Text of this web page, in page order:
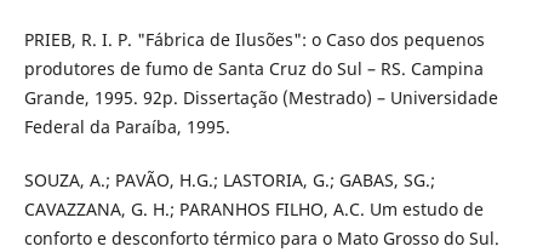
PRIEB, R. I. P. "Fábrica de Ilusões": o Caso dos pequenos
produtores de fumo de Santa Cruz do Sul – RS. Campina
Grande, 1995. 92p. Dissertação (Mestrado) – Universidade
Federal da Paraíba, 1995.
SOUZA, A.; PAVÃO, H.G.; LASTORIA, G.; GABAS, SG.;
CAVAZZANA, G. H.; PARANHOS FILHO, A.C. Um estudo de
conforto e desconforto térmico para o Mato Grosso do Sul.